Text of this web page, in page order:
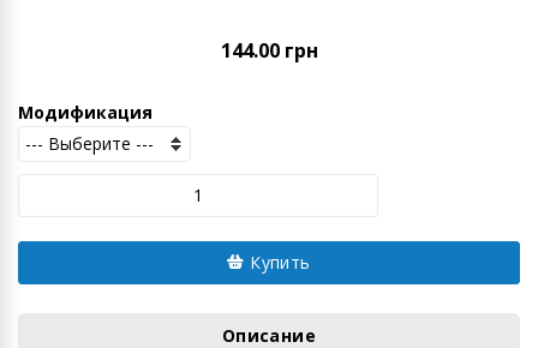
144.00 грн
Модификация
Купить
Описание